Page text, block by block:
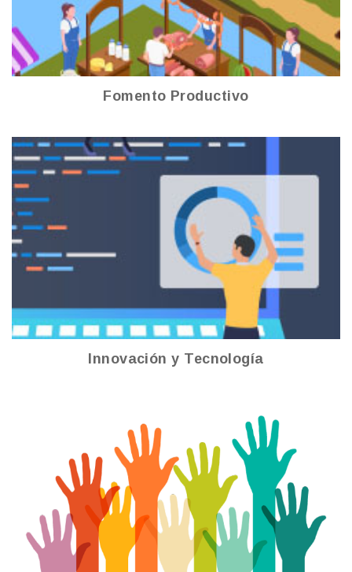
Fomento Productivo
Innovación y Tecnología
Ver más
Innovación y Tecnología
Participación Ciudadana
Ver más